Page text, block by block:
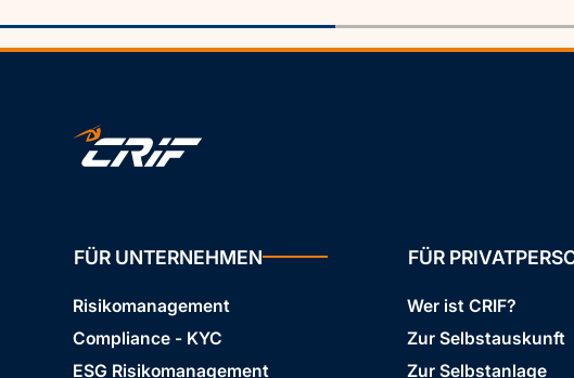
FÜR UNTERNEHMEN
Risikomanagement
Compliance - KYC
ESG Risikomanagement
FÜR
Wer ist CRIF?
Zur Selbstauskunft
Zur Selbstanlage